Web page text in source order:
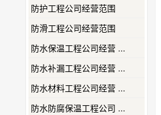
防护工程公司经营范围
防滑工程公司经营范围
防水保温工程公司经营 ...
防水补漏工程公司经营 ...
防水材料工程公司经营 ...
防水防腐保温工程公司 ...